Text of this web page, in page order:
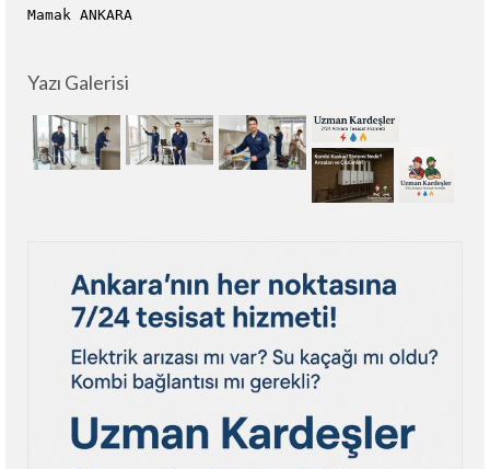
Mamak ANKARA
Yazı Galerisi